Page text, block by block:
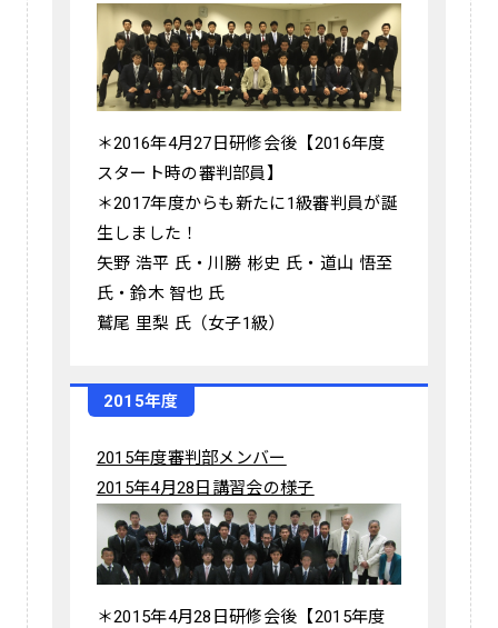
＊2016年4月27日研修会後【2016年度
スタート時の審判部員】
＊2017年度からも新たに1級審判員が誕
生しました！
矢野 浩平 氏・川勝 彬史 氏・道山 悟至
氏・鈴木 智也 氏
鷲尾 里梨 氏（女子1級）
2015年度
2015年度審判部メンバー
2015年4月28日講習会の様子
＊2015年4月28日研修会後【2015年度